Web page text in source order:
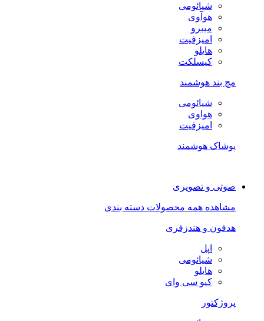
شیائومی
هوآوی
میبرو
امیزفیت
هایلو
کیسلکت
مچ بند هوشمند
شیائومی
هواوی
امیزفیت
پوشاک هوشمند
صوتی و تصویری
مشاهده همه محصولات دسته بندی
هدفون و هندزفری
اپل
شیائومی
هایلو
کیو سی وای
پروژکتور